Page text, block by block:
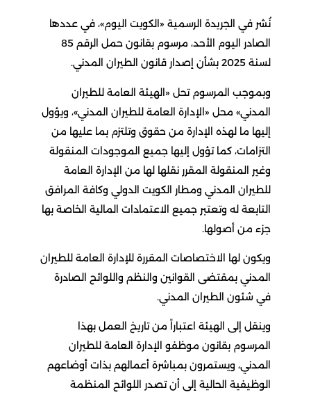
نُشر في الجريدة الرسمية «الكويت اليوم»، في عددها
الصادر اليوم الأحد، مرسوم بقانون حمل الرقم 85
لسنة 2025 بشأن إصدار قانون الطيران المدني.
وبموجب المرسوم تحل «الهيئة العامة للطيران
المدني» محل «الإدارة العامة للطيران المدني»، ويؤول
إليها ما لهذه الإدارة من حقوق وتلتزم بما عليها من
التزامات، كما تؤول إليها جميع الموجودات المنقولة
وغير المنقولة المقرر نقلها لها من الإدارة العامة
للطيران المدني ومطار الكويت الدولي وكافة المرافق
التابعة له وتعتبر جميع الاعتمادات المالية الخاصة بها
جزء من أصولها.
ويكون لها الاختصاصات المقررة للإدارة العامة للطيران
المدني بمقتضى القوانين والنظم واللوائح الصادرة
في شئون الطيران المدني.
وينقل إلى الهيئة اعتباراً من تاريخ العمل بهذا
المرسوم بقانون موظفو الإدارة العامة للطيران
المدني، ويستمرون بمباشرة أعمالهم بذات أوضاعهم
الوظيفية الحالية إلى أن تصدر اللوائح المنظمة